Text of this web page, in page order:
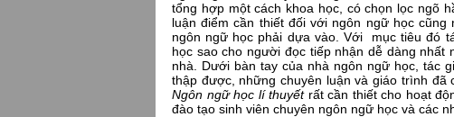
tổng hợp một cách khoa học, có chọn lọc ngõ
luận điểm cần thiết đối với ngôn ngữ học
ngôn ngữ học phải dựa vào. Với mục tiêu đó
học sao cho người đọc tiếp nhận dễ dàng
nhà. Dưới bàn tay của nhà ngôn ngữ học, tác
thập được, những chuyên luận và giáo trình
Ngôn ngữ học lí thuyết rất cần thiết cho hoạt
đào tạo sinh viên chuyên ngôn ngữ học và các